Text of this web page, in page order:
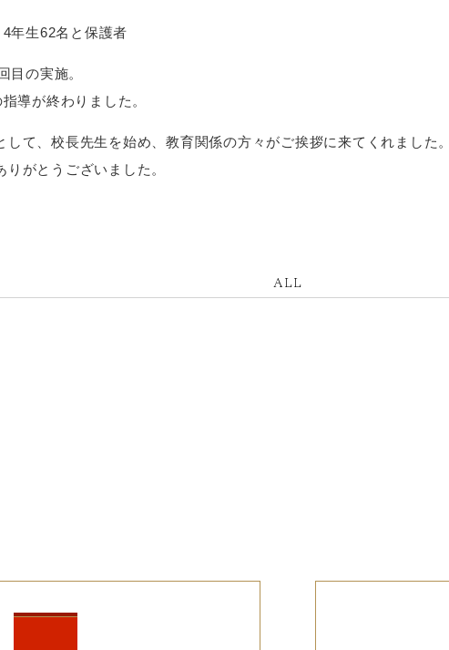
年生62名と保護者
目の実施。
導が終わりました。
て、校長先生を始め、教育関係の方々がご挨拶に来てくれました。
がとうございました。
ALL